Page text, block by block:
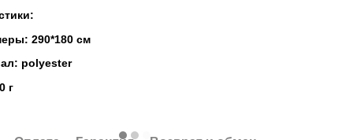
290*180 см
polyester
г